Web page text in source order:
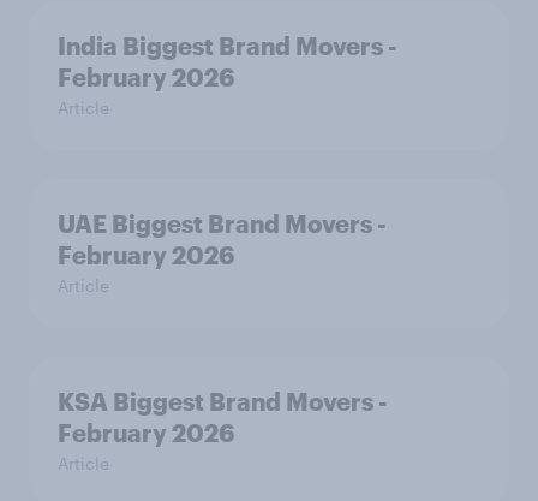
India Biggest Brand Movers -
February 2026
Article
UAE Biggest Brand Movers -
February 2026
Article
KSA Biggest Brand Movers -
February 2026
Article